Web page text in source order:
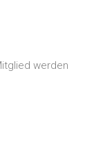
werden